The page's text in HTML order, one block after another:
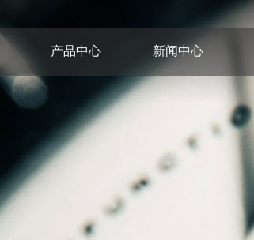
产品中心 新闻中心